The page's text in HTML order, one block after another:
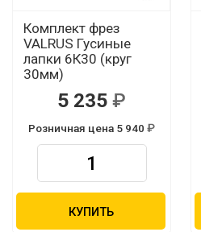
Комплект фрез
VALRUS Гусиные
лапки 6К30 (круг
30мм)
5 235
Розничная цена 5 940
КУПИТЬ